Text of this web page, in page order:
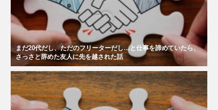
まだ20代だし、ただのフリーターだし…と仕事を諦めていたら、
さっさと辞めた友人に先を越された話